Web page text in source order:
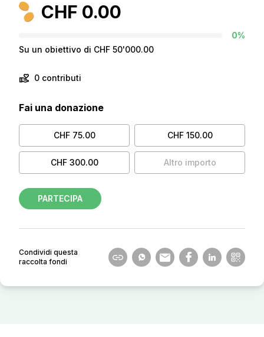
CHF 0.00
0%
Su un obiettivo di CHF 50'000.00
volunteer_activism 0 contributi
Fai una donazione
CHF 75.00 CHF 150.00
CHF 300.00 Altro importo
PARTECIPA
Condividi questa
raccolta fondi